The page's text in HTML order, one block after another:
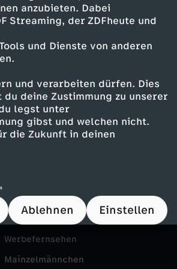
anzubieten. Dabei
Streaming, der ZDFheute und
und Dienste von anderen
und verarbeiten dürfen. Dies
deine Zustimmung zu unserer
legst unter
gibst und welchen nicht.
die Zukunft in deinen
Ablehnen Einstellen
Das ZDF
Presseportal
ZDF goes Schule
Werbefernsehen
Mainzelmännchen